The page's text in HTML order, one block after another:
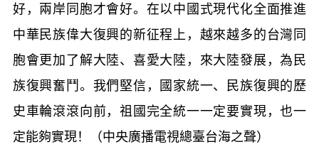
好，兩岸同胞才會好。在以中國式現代化全面推進
中華民族偉大復興的新征程上，越來越多的台灣同
胞會更加了解大陸、喜愛大陸，來大陸發展，為民
族復興奮鬥。我們堅信，國家統一、民族復興的歷
史車輪滾滾向前，祖國完全統一一定要實現，也一
定能夠實現！（中央廣播電視總臺台海之聲）